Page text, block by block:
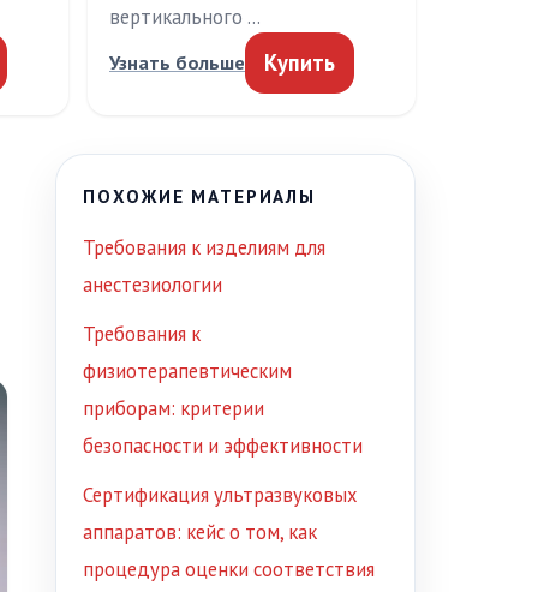
вертикального …
Узнать больше Купить
ПОХОЖИЕ МАТЕРИАЛЫ
Требования к изделиям для
анестезиологии
Требования к
физиотерапевтическим
приборам: критерии
безопасности и эффективности
Сертификация ультразвуковых
аппаратов: кейс о том, как
процедура оценки соответствия